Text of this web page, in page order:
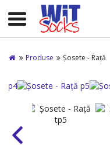
Produse Șosete - Rață